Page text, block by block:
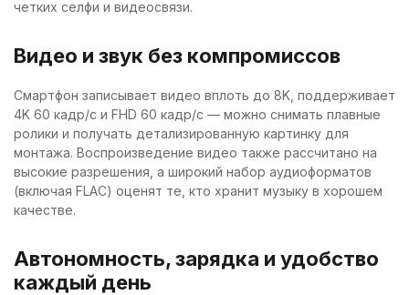
четких селфи и видеосвязи.
Видео и звук без компромиссов
Смартфон записывает видео вплоть до 8K, поддерживает
4K 60 кадр/с и FHD 60 кадр/с — можно снимать плавные
ролики и получать детализированную картинку для
монтажа. Воспроизведение видео также рассчитано на
высокие разрешения, а широкий набор аудиоформатов
(включая FLAC) оценят те, кто хранит музыку в хорошем
качестве.
Автономность, зарядка и удобство
каждый день